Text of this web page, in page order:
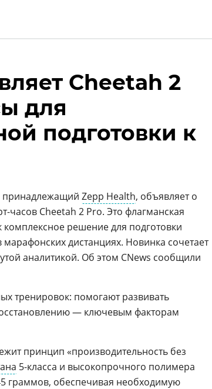
Cheetah 2
для
подготовки к
принадлежащий Zepp Health, объявляет о
часов Cheetah 2 Pro. Это флагманская
решение для подготовки
дистанциях. Новинка сочетает
аналитикой. Об этом CNews сообщили
тренировок: помогают развивать
— ключевым факторам
принцип «производительность без
5-класса и высокопрочного полимера
граммов, обеспечивая необходимую